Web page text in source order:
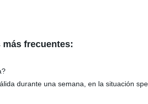
más frecuentes:
durante una semana, en la situación